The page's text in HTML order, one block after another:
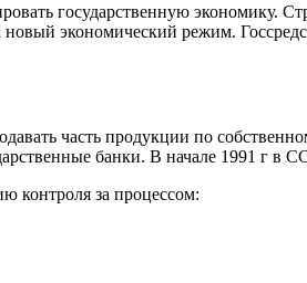
государственную экономику.
экономический режим.
часть продукции по
банки. В начале 1991 г в
контроля за процессом: